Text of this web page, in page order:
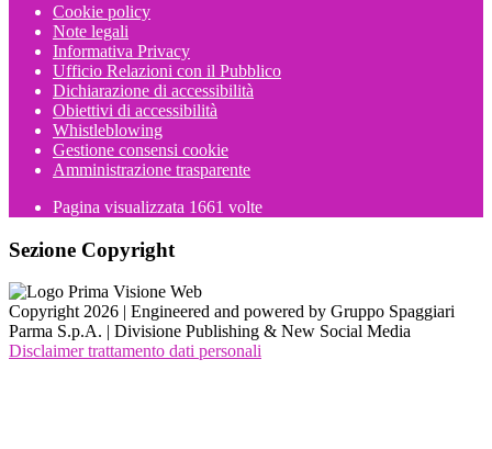
Cookie policy
Note legali
Informativa Privacy
Ufficio Relazioni con il Pubblico
Dichiarazione di accessibilità
Obiettivi di accessibilità
Whistleblowing
Gestione consensi cookie
Amministrazione trasparente
Pagina visualizzata 1661 volte
Sezione Copyright
Copyright 2026 | Engineered and powered by Gruppo Spaggiari
Parma S.p.A. | Divisione Publishing & New Social Media
Disclaimer trattamento dati personali